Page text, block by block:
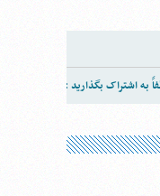
به اشتراک بگذارید :